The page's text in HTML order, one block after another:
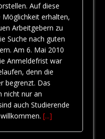
Auf diese
Möglichkeit erhalten,
Arbeitgebern zu
Suche nach guten
Am 6. Mai 2010
Anmeldefrist war
denn die
begrenzt. Das
nicht nur an
auch Studierende
[...]